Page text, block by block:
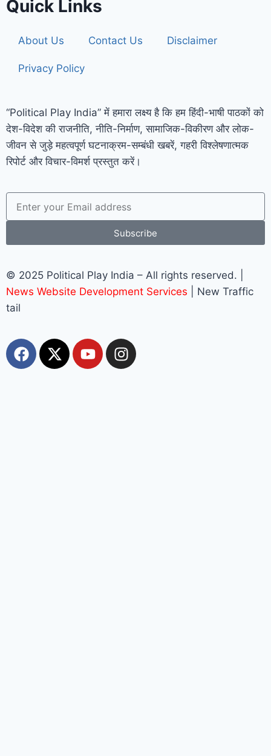
Quick Links
About Us Contact Us Disclaimer
Privacy Policy
“Political Play India” में हमारा लक्ष्य है कि हम हिंदी-भाषी पाठकों को
देश-विदेश की राजनीति, नीति-निर्माण, सामाजिक-विकीरण और लोक-
जीवन से जुड़े महत्वपूर्ण घटनाक्रम-सम्बंधी खबरें, गहरी विश्लेषणात्मक
रिपोर्ट और विचार-विमर्श प्रस्तुत करें।
Subscribe
© 2025 Political Play India – All rights reserved. |
News Website Development Services | New Traffic
tail